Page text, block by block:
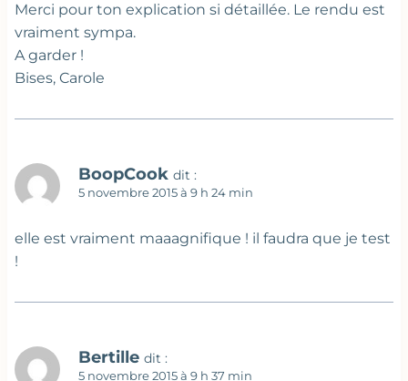
Merci pour ton explication si détaillée. Le rendu est
vraiment sympa.
A garder !
Bises, Carole
BoopCook dit :
5 novembre 2015 à 9 h 24 min
elle est vraiment maaagnifique ! il faudra que je test
!
Bertille dit :
5 novembre 2015 à 9 h 37 min